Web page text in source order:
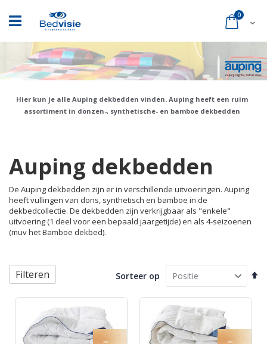
naar
de
Cart
0
Hier kun je alle Auping dekbedden vinden. Auping heeft een ruim
assortiment in donzen-, synthetische- en bamboe dekbedden
Auping dekbedden
De Auping dekbedden zijn er in verschillende uitvoeringen. Auping
heeft vullingen van dons, synthetisch en bamboe in de
dekbedcollectie. De dekbedden zijn verkrijgbaar als "enkele"
uitvoering (1 deel voor een bepaald jaargetijde) en als 4-seizoenen
(muv het Bamboe dekbed).
Sorteer op
Filteren